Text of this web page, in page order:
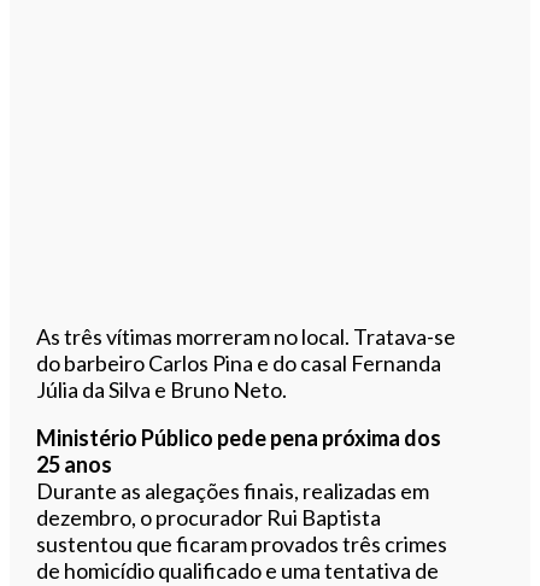
As três vítimas morreram no local. Tratava-se
do barbeiro Carlos Pina e do casal Fernanda
Júlia da Silva e Bruno Neto.
Ministério Público pede pena próxima dos
25 anos
Durante as alegações finais, realizadas em
dezembro, o procurador Rui Baptista
sustentou que ficaram provados três crimes
de homicídio qualificado e uma tentativa de